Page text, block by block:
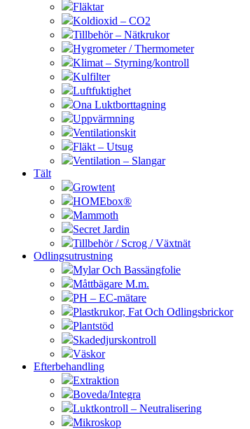
Fläktar
Koldioxid – CO2
Tillbehör – Nätkrukor
Hygrometer / Thermometer
Klimat – Styrning/kontroll
Kulfilter
Luftfuktighet
Ona Luktborttagning
Uppvärmning
Ventilationskit
Fläkt – Utsug
Ventilation – Slangar
Tält
Growtent
HOMEbox®
Mammoth
Secret Jardin
Tillbehör / Scrog / Växtnät
Odlingsutrustning
Mylar Och Bassängfolie
Måttbägare M.m.
PH – EC-mätare
Plastkrukor, Fat Och Odlingsbrickor
Plantstöd
Skadedjurskontroll
Väskor
Efterbehandling
Extraktion
Boveda/Integra
Luktkontroll – Neutralisering
Mikroskop